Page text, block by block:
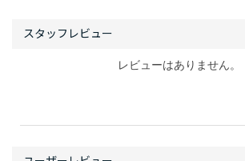
レビューはありません。